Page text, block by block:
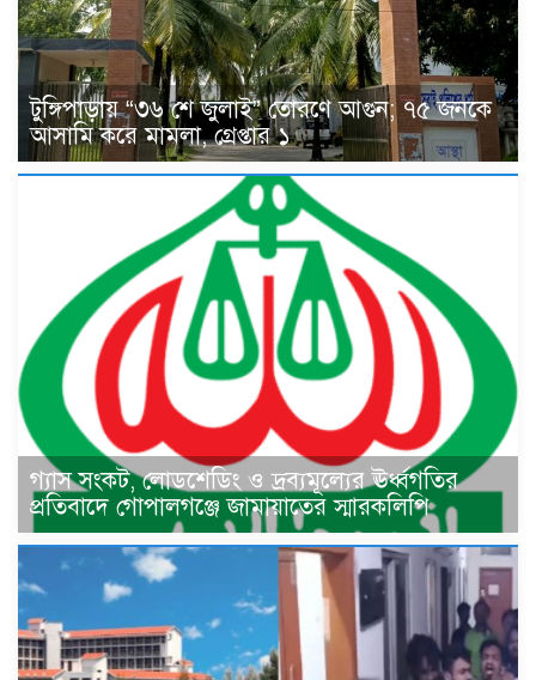
টুঙ্গিপাড়ায় “৩৬ শে জুলাই” তোরণে আগুন; ৭৫ জনকে
আসামি করে মামলা, গ্রেপ্তার ১
গ্যাস সংকট, লোডশেডিং ও দ্রব্যমূল্যের ঊর্ধ্বগতির
প্রতিবাদে গোপালগঞ্জে জামায়াতের স্মারকলিপি